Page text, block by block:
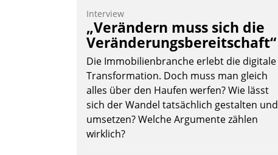
Interview
„Verändern muss sich die
Veränderungsbereitschaft“
Die Immobilienbranche erlebt die digitale
Transformation. Doch muss man gleich
alles über den Haufen werfen? Wie lässt
sich der Wandel tatsächlich gestalten und
umsetzen? Welche Argumente zählen
wirklich?